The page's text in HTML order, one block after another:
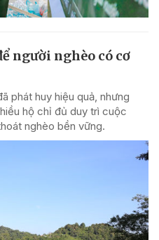
người nghèo có cơ
phát huy hiệu quả, nhưng
hộ chỉ đủ duy trì cuộc
nghèo bền vững.